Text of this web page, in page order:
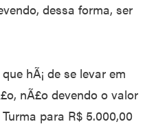
dessa forma, ser
hÃ¡ de se levar em
nÃ£o devendo o valor
para R$ 5.000,00